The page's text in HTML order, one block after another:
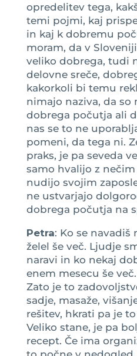
opredelitev tega,
temi pojmi, kaj
in kaj k dobremu
moram, da v
veliko dobrega, tudi
delovne sreče,
kakorkoli bi temu
nimajo naziva, da so
dobrega počutja ali
nas se to ne
pomeni, da tega ni.
praks, je pa seveda
samo hvalijo z
nudijo svojim
ne ustvarjajo
dobrega počutja na
Petra: Ko se navadiš
želel še več. Ljudje
naravi in ko nekaj
enem mesecu še
Zato je to
sadje, masaže,
rešitev, hkrati pa je
Veliko stane, je pa
recept. Če ima